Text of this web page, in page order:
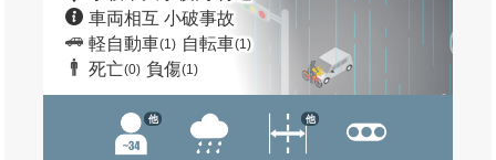
車両相互 小破事故
軽自動車(1) 自転車(1)
死亡(0) 負傷(1)
他 他